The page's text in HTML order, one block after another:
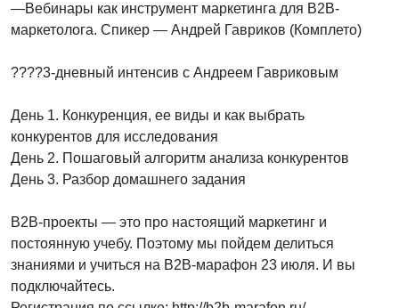
—Вебинары как инструмент маркетинга для B2B-
маркетолога. Спикер — Андрей Гавриков (Комплето)
????3-дневный интенсив с Андреем Гавриковым
День 1. Конкуренция, ее виды и как выбрать
конкурентов для исследования
День 2. Пошаговый алгоритм анализа конкурентов
День 3. Разбор домашнего задания
B2B-проекты — это про настоящий маркетинг и
постоянную учебу. Поэтому мы пойдем делиться
знаниями и учиться на B2B-марафон 23 июля. И вы
подключайтесь.